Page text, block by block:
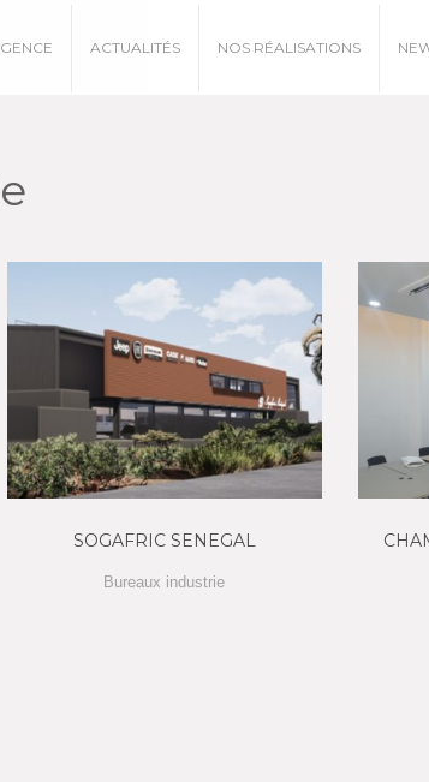
ACTUALITÉS NOS RÉALISATIONS
SOGAFRIC SENEGAL
Bureaux industrie